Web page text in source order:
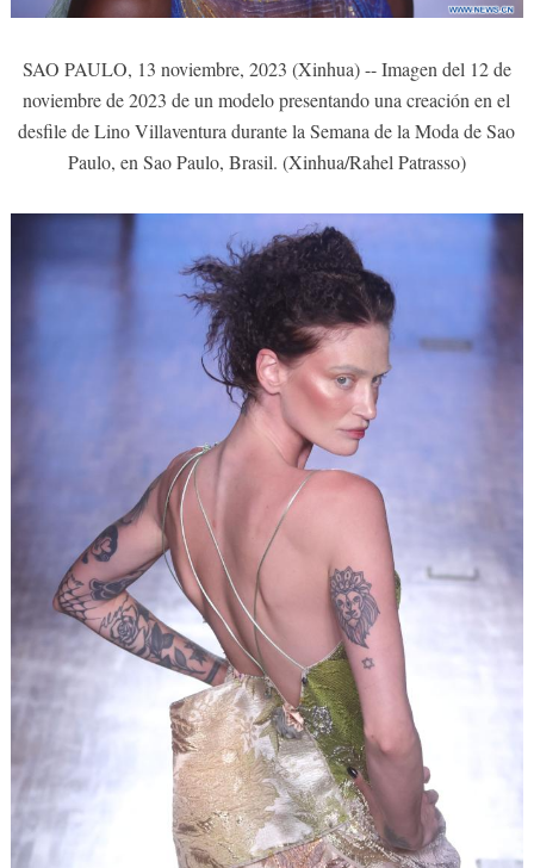
SAO PAULO, 13 noviembre, 2023 (Xinhua) -- Imagen del 12 de
noviembre de 2023 de un modelo presentando una creación en el
desfile de Lino Villaventura durante la Semana de la Moda de Sao
Paulo, en Sao Paulo, Brasil. (Xinhua/Rahel Patrasso)